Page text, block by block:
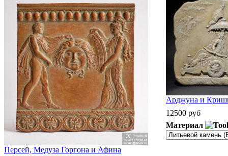
Персей, Медуза Горгона и Афина
Арджуна и
12500 руб
Материал